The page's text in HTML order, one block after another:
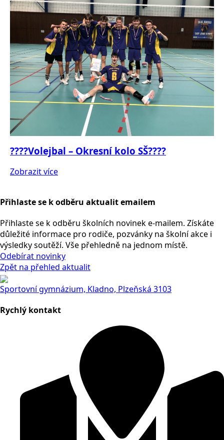
????Volejbal – Okresní kolo SŠ????
Zobrazit více
Přihlaste se k odběru aktualit emailem
Přihlaste se k odběru školních novinek e-mailem. Získáte
důležité informace pro rodiče, pozvánky na školní akce i
výsledky soutěží. Vše přehledně na jednom místě.
Odebírat novinky
Zpět na přehled aktualit
Sportovní gymnázium, Kladno, Plzeňská 3103
Rychlý kontakt